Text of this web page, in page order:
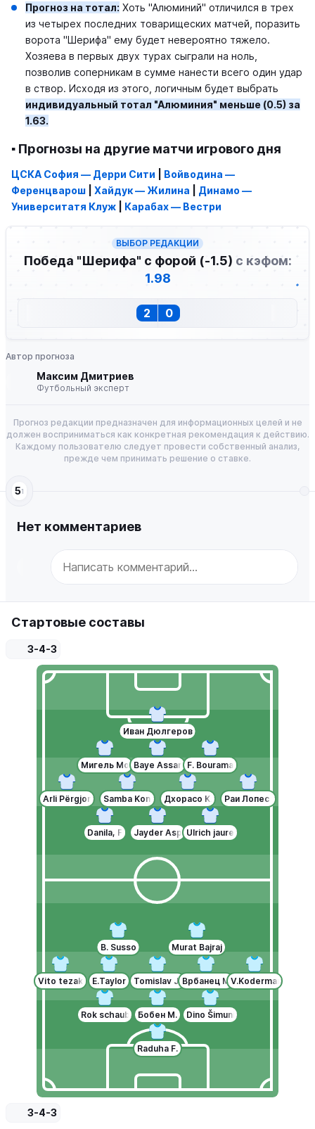
Прогноз на тотал: Хоть "Алюминий" отличился в трех
из четырех последних товарищеских матчей, поразить
ворота "Шерифа" ему будет невероятно тяжело.
Хозяева в первых двух турах сыграли на ноль,
позволив соперникам в сумме нанести всего один удар
в створ. Исходя из этого, логичным будет выбрать
индивидуальный тотал "Алюминия" меньше (0.5) за
1.63.
▪️ Прогнозы на другие матчи игрового дня
ЦСКА София — Дерри Сити
Войводина —
Ференцварош
Хайдук — Жилина
Динамо —
Университатя Клуж
Карабах — Вестри
ВЫБОР РЕДАКЦИИ
Победа "Шерифа" с форой (-1.5) с кэфом:
1.98
2 0
Автор прогноза
Максим Дмитриев
Футбольный эксперт
Прогноз редакции предназначен для информационных целей и не
должен восприниматься как конкретная рекомендация к действию.
Каждому пользователю следует провести собственный анализ,
прежде чем принимать решение о ставке.
51
Нет комментариев
Стартовые составы
3-4-3
Иван Дюлгеров
F. Bourama
Baye Assane Ciss
Мигель Мота
Раи Лопес де
Дхорасо Клас
Samba Kone
Arli Përgjoni
Ulrich jaures loukou
Jayder Asprilla
Danila, F
Raduha F.
Rok schaubachБобен М. Dino Šimunić
Vito tezak E.Taylor Tomislav JagicВрбанец М.V.Koderman
B. Susso Murat Bajraj
3-4-3